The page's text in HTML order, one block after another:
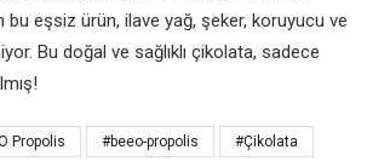
bu eşsiz ürün, ilave yağ, şeker, koruyucu ve
Bu doğal ve sağlıklı çikolata, sadece
Propolis #beeo-propolis #Çikolata